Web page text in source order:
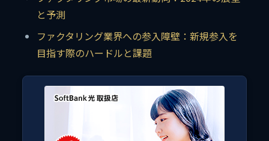
と予測
ファクタリング業界への参入障壁：新規参入を
目指す際のハードルと課題